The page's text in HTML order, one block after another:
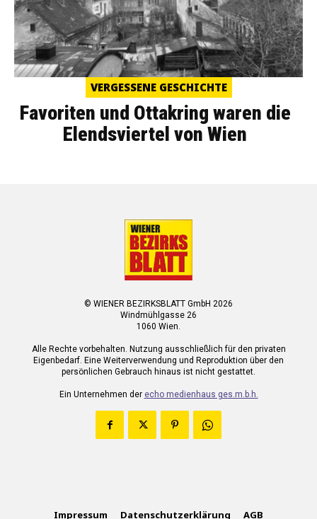
VERGESSENE GESCHICHTE
Favoriten und Ottakring waren die
Elendsviertel von Wien
© WIENER BEZIRKSBLATT GmbH 2026
Windmühlgasse 26
1060 Wien.
Alle Rechte vorbehalten. Nutzung ausschließlich für den privaten
Eigenbedarf. Eine Weiterverwendung und Reproduktion über den
persönlichen Gebrauch hinaus ist nicht gestattet.
Ein Unternehmen der echo medienhaus ges.m.b.h.
Impressum Datenschutzerklärung AGB